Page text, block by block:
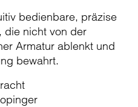
bedienbare, präzise
die nicht von der
Armatur ablenkt und
bewahrt.